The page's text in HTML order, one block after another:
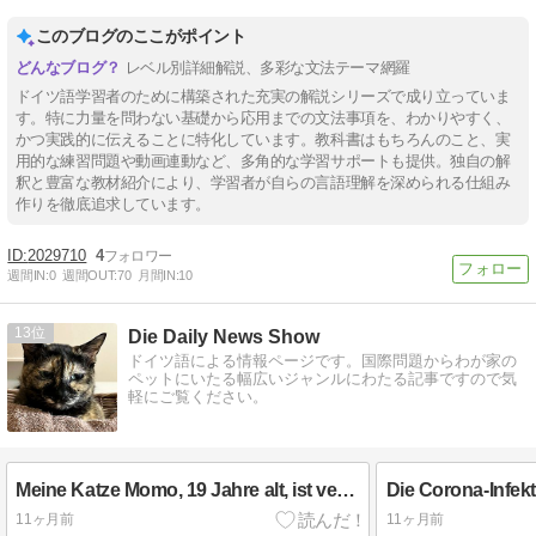
このブログのここがポイント
レベル別詳細解説、多彩な文法テーマ網羅
ドイツ語学習者のために構築された充実の解説シリーズで成り立っていま
す。特に力量を問わない基礎から応用までの文法事項を、わかりやすく、
かつ実践的に伝えることに特化しています。教科書はもちろんのこと、実
用的な練習問題や動画連動など、多角的な学習サポートも提供。独自の解
釈と豊富な教材紹介により、学習者が自らの言語理解を深められる仕組み
作りを徹底追求しています。
2029710 4
週間IN:0 週間OUT:70 月間IN:10
13 Die Daily News Show
ドイツ語による情報ページです。国際問題からわが家の
ペットにいたる幅広いジャンルにわたる記事ですので気
軽にご覧ください。
Meine Katze Momo, 19 Jahre alt, ist verstorben.
11ヶ月前 11ヶ月前